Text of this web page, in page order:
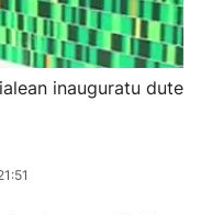
inauguratu dute